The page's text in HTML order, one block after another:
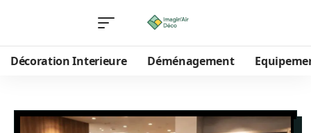
Décoration Interieure Déménagement